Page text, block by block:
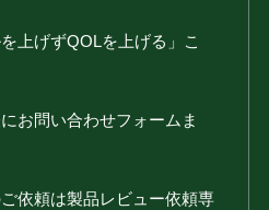
上げずQOLを上げる」こ
お問い合わせフォームま
依頼は製品レビュー依頼専